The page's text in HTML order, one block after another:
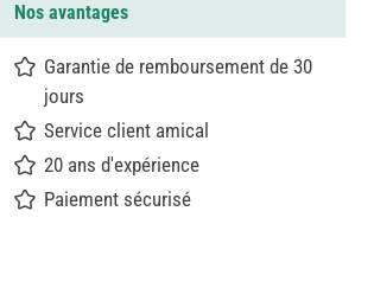
Nos avantages
Garantie de remboursement de 30
jours
Service client amical
20 ans d'expérience
Paiement sécurisé